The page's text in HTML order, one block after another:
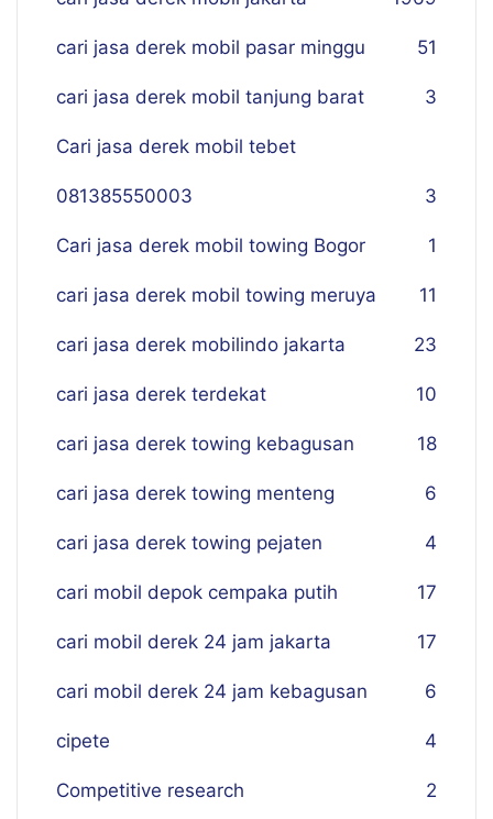
cari jasa derek mobil pasar minggu 51
cari jasa derek mobil tanjung barat 3
Cari jasa derek mobil tebet
081385550003 3
Cari jasa derek mobil towing Bogor 1
cari jasa derek mobil towing meruya 11
cari jasa derek mobilindo jakarta 23
cari jasa derek terdekat 10
cari jasa derek towing kebagusan 18
cari jasa derek towing menteng 6
cari jasa derek towing pejaten 4
cari mobil depok cempaka putih 17
cari mobil derek 24 jam jakarta 17
cari mobil derek 24 jam kebagusan 6
cipete 4
Competitive research 2